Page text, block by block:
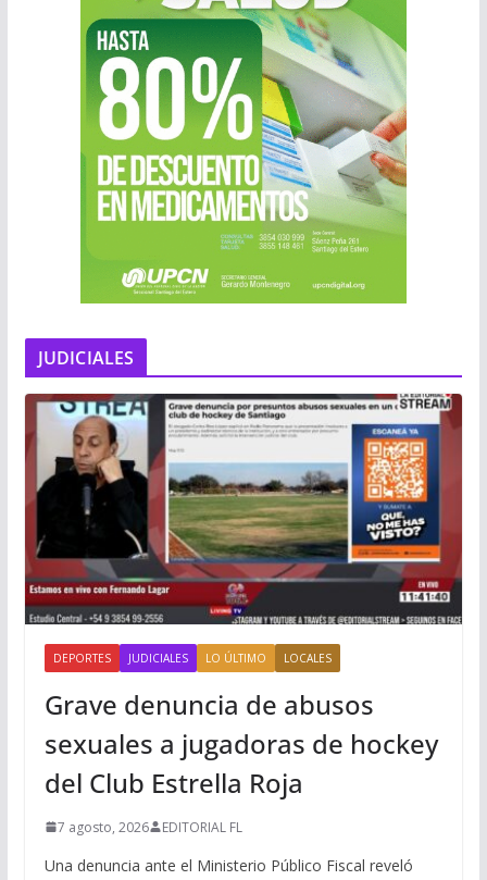
JUDICIALES
DEPORTES JUDICIALES LO ÚLTIMO LOCALES
Grave denuncia de abusos
sexuales a jugadoras de hockey
del Club Estrella Roja
7 agosto, 2026 EDITORIAL FL
Una denuncia ante el Ministerio Público Fiscal reveló